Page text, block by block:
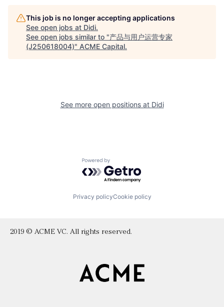
This job is no longer accepting applications
See open jobs at Didi.
See open jobs similar to "产品与用户运营专家
(J250618004)" ACME Capital.
See more open positions at Didi
Powered by Getro.com
Privacy policyCookie policy
2019 © ACME VC. All rights reserved.